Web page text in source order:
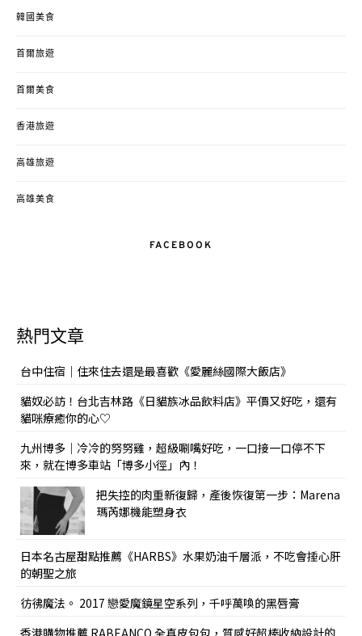
韓國美食
首爾旅遊
首爾美食
香港旅遊
高雄旅遊
高雄美食
FACEBOOK
熱門文章
台中住宿｜住來住去還是最喜歡《愛麗絲國際大飯店》
貓奴必訪！台北吉林路《日貓族冰品飲料店》平價又好吃，還有
貓咪療癒你的心♡
九州博多｜冷冷的努努雞，超級唰嘴好吃，一口接一口停不下
來，就在博多車站「博多小徑」內！
把失控的肉重新復歸，產後恢復第一步：Marena
瑪芮娜機能塑身衣
日本名古屋甜點推薦《HARBS》水果奶油千層派，不吃會捶心肝
的朝聖之旅
彷彿魔法。 2017 戀愛魔鏡星空系列，千呼萬喚的黑唇膏